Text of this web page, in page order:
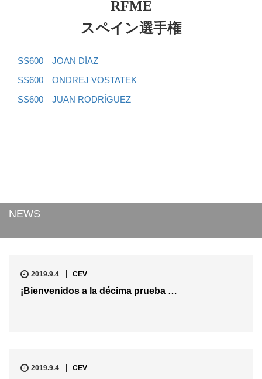
RFME
スペイン選手権
SS600 JOAN DÍAZ
SS600 ONDREJ VOSTATEK
SS600 JUAN RODRÍGUEZ
NEWS
2019.9.4 CEV
¡Bienvenidos a la décima prueba …
2019.9.4 CEV